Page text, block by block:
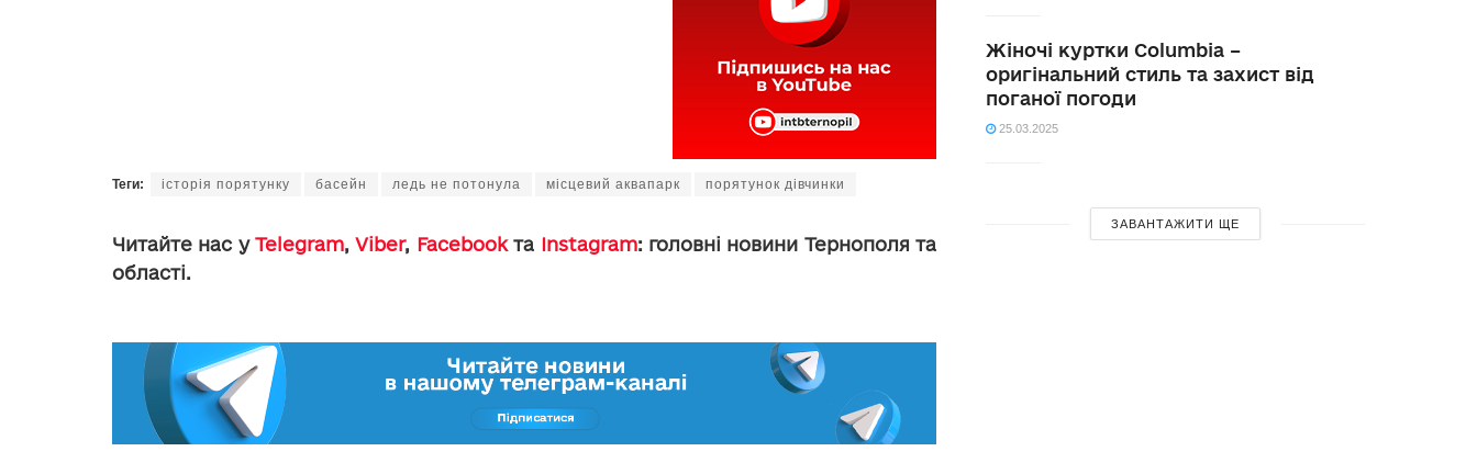
Теги: історія порятунку басейн ледь не потонула місцевий аквапарк порятунок дівчинки
Читайте нас уTelegram,Viber, Facebookта Instagram: головні новини Тернополя та
області.
Жіночі куртки Columbia –
оригінальний стиль та захист від
поганої погоди
25.03.2025
ЗАВАНТАЖИТИ ЩЕ